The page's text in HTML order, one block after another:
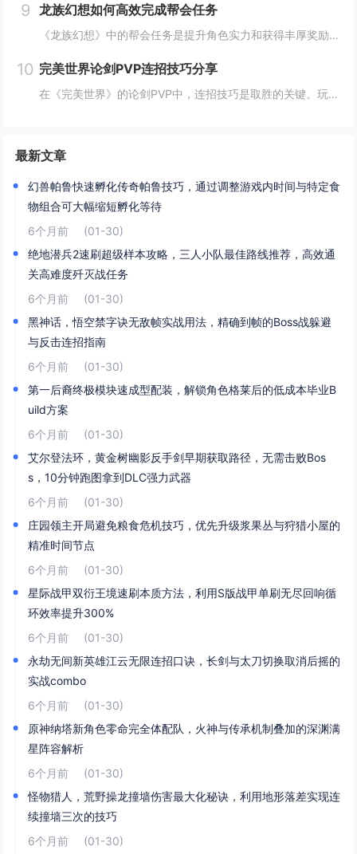
9 龙族幻想如何高效完成帮会任务
《龙族幻想》中的帮会任务是提升角色实力和获得丰厚奖励的重要途径。要高效完成帮会任务，首先需要合理安排时间，选择高效率的任务组合，如组队完成副本或集体参与帮会活动。利用好帮会资源，如经验药水、加速道具等，可以显著提高任务完成速度。积极与帮会成...
10 完美世界论剑PVP连招技巧分享
在《完美世界》的论剑PVP中，连招技巧是取胜的关键。玩家需熟练掌握角色技能的释放顺序与时机，利用控制技能打断对手的攻击节奏，同时保持自身技能的连贯性。合理利用地形和位移技能，可以有效躲避敌方攻击，创造反击机会。了解并针对不同职业的特点制定策...
最新文章
幻兽帕鲁快速孵化传奇帕鲁技巧，通过调整游戏内时间与特定食
物组合可大幅缩短孵化等待
6个月前
(01-30)
绝地潜兵2速刷超级样本攻略，三人小队最佳路线推荐，高效通
关高难度歼灭战任务
6个月前
(01-30)
黑神话，悟空禁字诀无敌帧实战用法，精确到帧的Boss战躲避
与反击连招指南
6个月前
(01-30)
第一后裔终极模块速成型配装，解锁角色格莱后的低成本毕业B
uild方案
6个月前
(01-30)
艾尔登法环，黄金树幽影反手剑早期获取路径，无需击败Bos
s，10分钟跑图拿到DLC强力武器
6个月前
(01-30)
庄园领主开局避免粮食危机技巧，优先升级浆果丛与狩猎小屋的
精准时间节点
6个月前
(01-30)
星际战甲双衍王境速刷本质方法，利用S版战甲单刷无尽回响循
环效率提升300%
6个月前
(01-30)
永劫无间新英雄江云无限连招口诀，长剑与太刀切换取消后摇的
实战combo
6个月前
(01-30)
原神纳塔新角色零命完全体配队，火神与传承机制叠加的深渊满
星阵容解析
6个月前
(01-30)
怪物猎人，荒野操龙撞墙伤害最大化秘诀，利用地形落差实现连
续撞墙三次的技巧
6个月前
(01-30)